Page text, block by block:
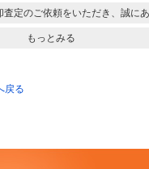
定のご依頼をいただき、誠に
もっとみる
戻る